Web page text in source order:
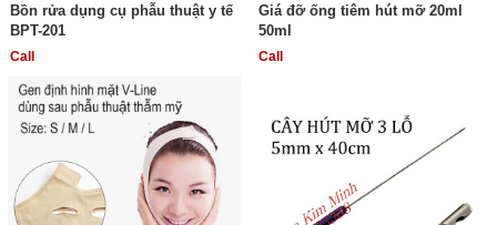
Bồn rửa dụng cụ phẫu thuật y tế
BPT-201
Call
Giá đỡ ống tiêm hút mỡ 20ml
50ml
Call